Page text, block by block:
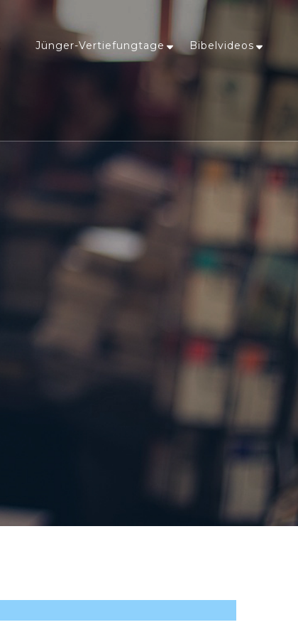
Jünger-Vertiefungtage Bibelvideos